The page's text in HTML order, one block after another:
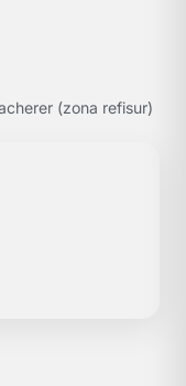
(zona refisur)